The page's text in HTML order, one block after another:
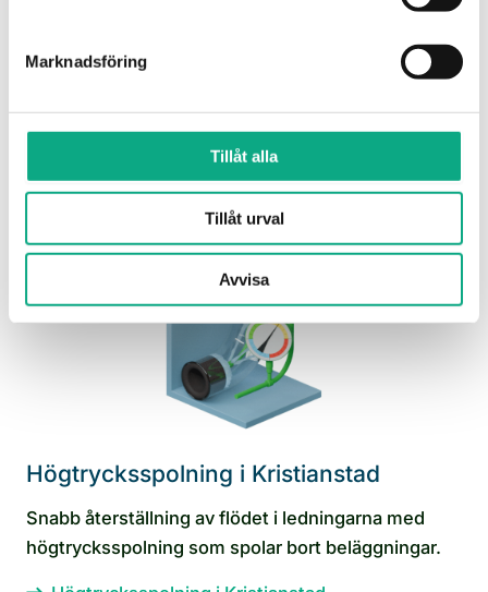
Marknadsföring
Tillåt alla
Tillåt urval
Avvisa
vid stopp och åtgärder för stabilare drift.
Avloppsservice i Kristianstad
Högtrycksspolning i Kristianstad
Snabb återställning av flödet i ledningarna med
högtrycksspolning som spolar bort beläggningar.